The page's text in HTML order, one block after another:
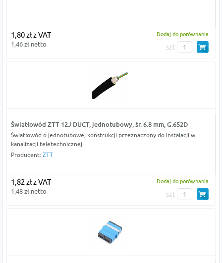
1,80 zł z VAT
1,46 zł netto
Dodaj do porównania
szt
Światłowód ZTT 12J DUCT, jednotubowy, śr. 6.8 mm, G.652D
Światłowód o jednotubowej konstrukcji przeznaczony do instalacji w
kanalizacji teletechnicznej
Producent: ZTT
1,82 zł z VAT
1,48 zł netto
Dodaj do porównania
szt